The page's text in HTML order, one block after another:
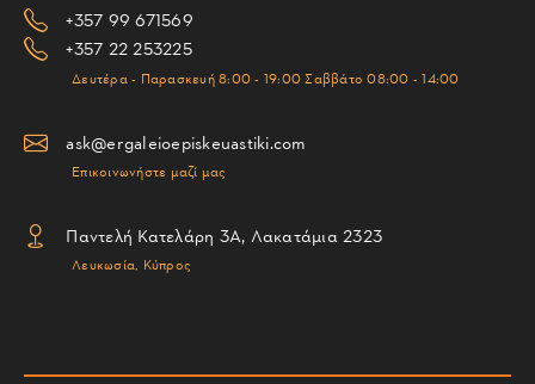
+357 99 671569
+357 22 253225
Δευτέρα - Παρασκευή 8:00 - 19:00 Σαββάτο 08:00 - 14:00
ask@ergaleioepiskeuastiki.com
Επικοινωνήστε μαζί μας
Παντελή Κατελάρη 3Α, Λακατάμια 2323
Λευκωσία, Κύπρος